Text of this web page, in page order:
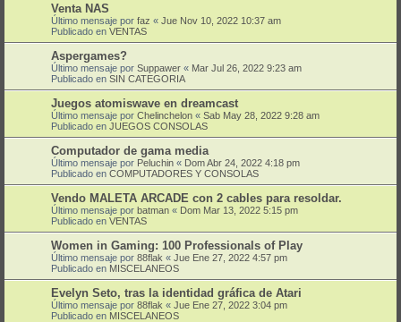
Venta NAS
Último mensaje por faz « Jue Nov 10, 2022 10:37 am
Publicado en VENTAS
Aspergames?
Último mensaje por Suppawer « Mar Jul 26, 2022 9:23 am
Publicado en SIN CATEGORIA
Juegos atomiswave en dreamcast
Último mensaje por Chelinchelon « Sab May 28, 2022 9:28 am
Publicado en JUEGOS CONSOLAS
Computador de gama media
Último mensaje por Peluchin « Dom Abr 24, 2022 4:18 pm
Publicado en COMPUTADORES Y CONSOLAS
Vendo MALETA ARCADE con 2 cables para resoldar.
Último mensaje por batman « Dom Mar 13, 2022 5:15 pm
Publicado en VENTAS
Women in Gaming: 100 Professionals of Play
Último mensaje por 88flak « Jue Ene 27, 2022 4:57 pm
Publicado en MISCELANEOS
Evelyn Seto, tras la identidad gráfica de Atari
Último mensaje por 88flak « Jue Ene 27, 2022 3:04 pm
Publicado en MISCELANEOS